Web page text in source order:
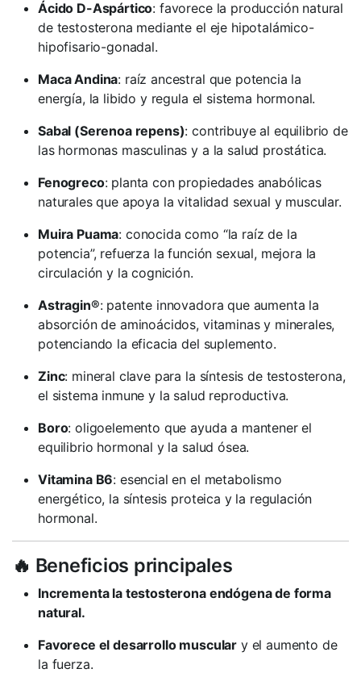
Ácido D-Aspártico: favorece la producción natural
de testosterona mediante el eje hipotalámico-
hipofisario-gonadal.
Maca Andina: raíz ancestral que potencia la
energía, la libido y regula el sistema hormonal.
Sabal (Serenoa repens): contribuye al equilibrio de
las hormonas masculinas y a la salud prostática.
Fenogreco: planta con propiedades anabólicas
naturales que apoya la vitalidad sexual y muscular.
Muira Puama: conocida como “la raíz de la
potencia”, refuerza la función sexual, mejora la
circulación y la cognición.
Astragin®: patente innovadora que aumenta la
absorción de aminoácidos, vitaminas y minerales,
potenciando la eficacia del suplemento.
Zinc: mineral clave para la síntesis de testosterona,
el sistema inmune y la salud reproductiva.
Boro: oligoelemento que ayuda a mantener el
equilibrio hormonal y la salud ósea.
Vitamina B6: esencial en el metabolismo
energético, la síntesis proteica y la regulación
hormonal.
🔥 Beneficios principales
Incrementa la testosterona endógena de forma
natural.
Favorece el desarrollo muscular y el aumento de
la fuerza.